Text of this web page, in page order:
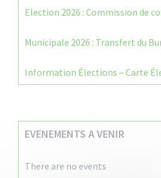
Election 2026 : Commission de
Municipale 2026 : Transfert du
Information Élections – Carte
EVENEMENTS A VENIR
There are no events